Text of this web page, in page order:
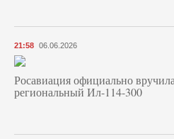
21:58 06.06.2026
Росавиация официально
региональный Ил-114-300